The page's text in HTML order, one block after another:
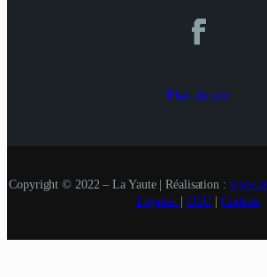
Plan du site
Copyright © 2022 – La Yaute | Réalisation :
Légales.
CGU Cookies